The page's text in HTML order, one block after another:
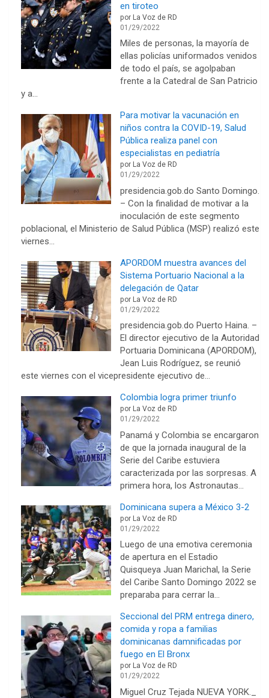
en tiroteo
por La Voz de RD
01/29/2022
Miles de personas, la mayoría de
ellas policías uniformados venidos
de todo el país, se agolpaban
frente a la Catedral de San Patricio
y a…
Para motivar la vacunación en
niños contra la COVID-19, Salud
Pública realiza panel con
especialistas en pediatría
por La Voz de RD
01/29/2022
presidencia.gob.do Santo Domingo.
– Con la finalidad de motivar a la
inoculación de este segmento
poblacional, el Ministerio de Salud Pública (MSP) realizó este
viernes…
APORDOM muestra avances del
Sistema Portuario Nacional a la
delegación de Qatar
por La Voz de RD
01/29/2022
presidencia.gob.do Puerto Haina. –
El director ejecutivo de la Autoridad
Portuaria Dominicana (APORDOM),
Jean Luis Rodríguez, se reunió
este viernes con el vicepresidente ejecutivo de…
Colombia logra primer triunfo
por La Voz de RD
01/29/2022
Panamá y Colombia se encargaron
de que la jornada inaugural de la
Serie del Caribe estuviera
caracterizada por las sorpresas. A
primera hora, los Astronautas…
Dominicana supera a México 3-2
por La Voz de RD
01/29/2022
Luego de una emotiva ceremonia
de apertura en el Estadio
Quisqueya Juan Marichal, la Serie
del Caribe Santo Domingo 2022 se
preparaba para cerrar la…
Seccional del PRM entrega dinero,
comida y ropa a familias
dominicanas damnificadas por
fuego en El Bronx
por La Voz de RD
01/29/2022
Miguel Cruz Tejada NUEVA YORK._